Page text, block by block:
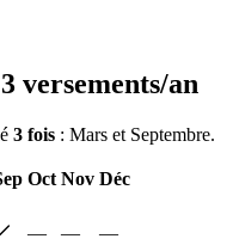
3 versements/an
3 fois : Mars et Septembre.
Oct Nov Déc
— —
—